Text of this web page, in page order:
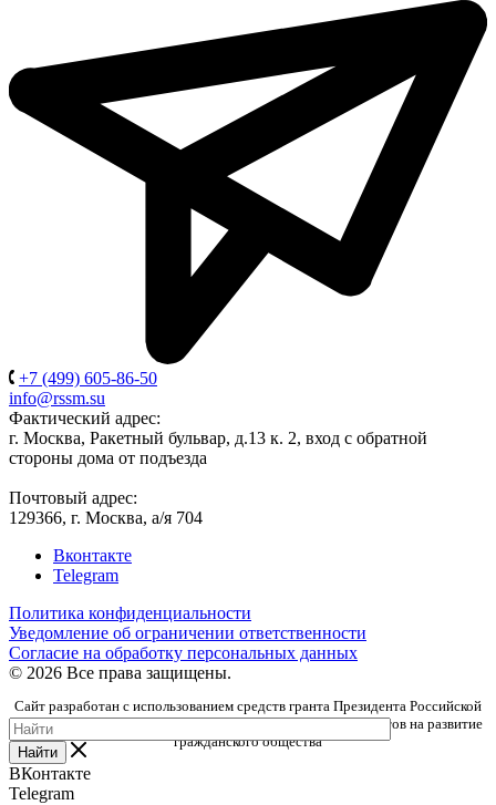
+7 (499) 605-86-50
info@rssm.su
Фактический адрес:
г. Москва, Ракетный бульвар, д.13 к. 2, вход с обратной
стороны дома от подъезда
Почтовый адрес:
129366, г. Москва, а/я 704
Вконтакте
Telegram
Политика конфиденциальности
Уведомление об ограничении ответственности
Согласие на обработку персональных данных
© 2026 Все права защищены.
Сайт разработан с использованием средств гранта Президента Российской
Федерации, предоставленного Фондом президентских грантов на развитие
гражданского общества
Найти
ВКонтакте
Telegram